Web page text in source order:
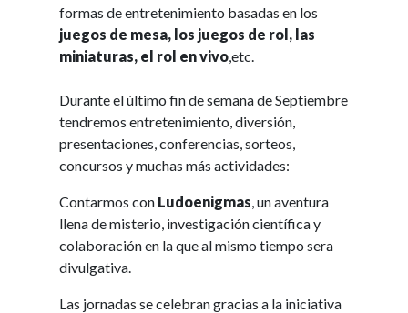
formas de entretenimiento basadas en los
juegos de mesa, los juegos de rol, las
miniaturas, el rol en vivo,etc.
Durante el último fin de semana de Septiembre
tendremos entretenimiento, diversión,
presentaciones, conferencias, sorteos,
concursos y muchas más actividades:
Contarmos con Ludoenigmas, un aventura
llena de misterio, investigación científica y
colaboración en la que al mismo tiempo sera
divulgativa.
Las jornadas se celebran gracias a la iniciativa